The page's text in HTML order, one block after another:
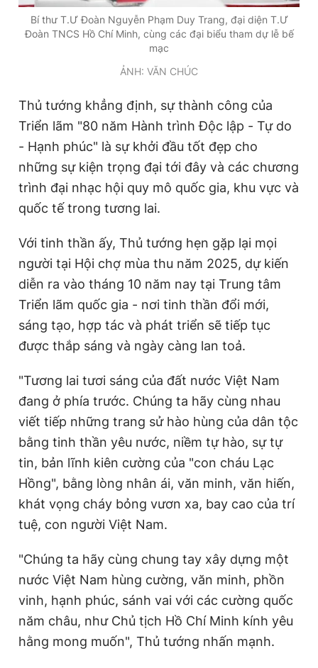
Bí thư T.Ư Đoàn Nguyễn Phạm Duy Trang, đại diện T.Ư
Đoàn TNCS Hồ Chí Minh, cùng các đại biểu tham dự lễ bế
mạc
ẢNH: VĂN CHÚC
Thủ tướng khẳng định, sự thành công của
Triển lãm "80 năm Hành trình Độc lập - Tự do
- Hạnh phúc" là sự khởi đầu tốt đẹp cho
những sự kiện trọng đại tới đây và các chương
trình đại nhạc hội quy mô quốc gia, khu vực và
quốc tế trong tương lai.
Với tinh thần ấy, Thủ tướng hẹn gặp lại mọi
người tại Hội chợ mùa thu năm 2025, dự kiến
diễn ra vào tháng 10 năm nay tại Trung tâm
Triển lãm quốc gia - nơi tinh thần đổi mới,
sáng tạo, hợp tác và phát triển sẽ tiếp tục
được thắp sáng và ngày càng lan toả.
"Tương lai tươi sáng của đất nước Việt Nam
đang ở phía trước. Chúng ta hãy cùng nhau
viết tiếp những trang sử hào hùng của dân tộc
bằng tinh thần yêu nước, niềm tự hào, sự tự
tin, bản lĩnh kiên cường của "con cháu Lạc
Hồng", bằng lòng nhân ái, văn minh, văn hiến,
khát vọng cháy bỏng vươn xa, bay cao của trí
tuệ, con người Việt Nam.
"Chúng ta hãy cùng chung tay xây dựng một
nước Việt Nam hùng cường, văn minh, phồn
vinh, hạnh phúc, sánh vai với các cường quốc
năm châu, như Chủ tịch Hồ Chí Minh kính yêu
hằng mong muốn", Thủ tướng nhấn mạnh.